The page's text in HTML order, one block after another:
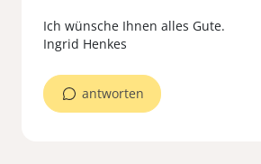
Ich wünsche Ihnen alles Gute.
Ingrid Henkes
antworten